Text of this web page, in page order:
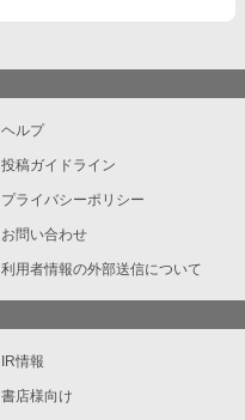
ヘルプ
投稿ガイドライン
プライバシーポリシー
お問い合わせ
利用者情報の外部送信について
IR情報
書店様向け